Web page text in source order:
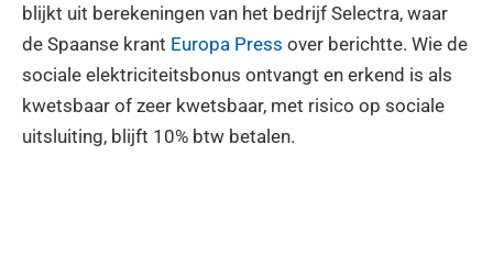
blijkt uit berekeningen van het bedrijf Selectra, waar
de Spaanse krant Europa Press over berichtte. Wie de
sociale elektriciteitsbonus ontvangt en erkend is als
kwetsbaar of zeer kwetsbaar, met risico op sociale
uitsluiting, blijft 10% btw betalen.